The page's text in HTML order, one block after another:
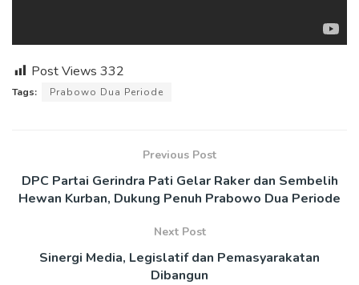
Post Views 332
Tags: Prabowo Dua Periode
Previous Post
DPC Partai Gerindra Pati Gelar Raker dan Sembelih
Hewan Kurban, Dukung Penuh Prabowo Dua Periode
Next Post
Sinergi Media, Legislatif dan Pemasyarakatan
Dibangun